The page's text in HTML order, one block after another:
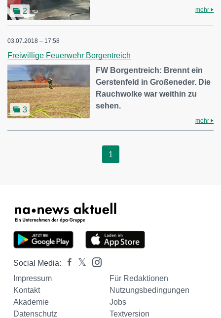
2 mehr
03.07.2018 – 17:58
Freiwillige Feuerwehr Borgentreich
3
FW Borgentreich: Brennt ein
Gerstenfeld in Großeneder. Die
Rauchwolke war weithin zu
sehen.
mehr
1
Social Media:
Impressum
Für Redaktionen
Kontakt
Nutzungsbedingungen
Akademie
Jobs
Datenschutz
Textversion